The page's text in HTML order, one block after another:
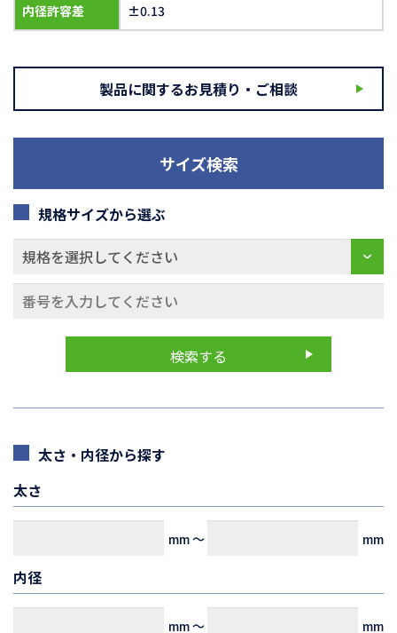
内径許容差 ±0.13
製品に関するお見積り・ご相談
サイズ検索
規格サイズから選ぶ
太さ・内径から探す
太さ
mm～ mm
内径
mm～ mm